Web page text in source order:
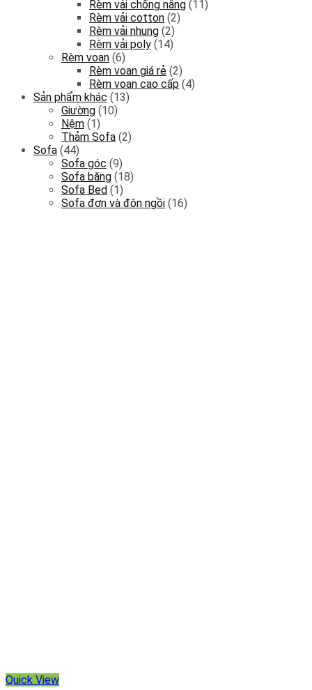
Rèm vải chống nắng (11)
Rèm vải cotton (2)
Rèm vải nhung (2)
Rèm vải poly (14)
Rèm voan (6)
Rèm voan giá rẻ (2)
Rèm voan cao cấp (4)
Sản phẩm khác (13)
Giường (10)
Nệm (1)
Thảm Sofa (2)
Sofa (44)
Sofa góc (9)
Sofa băng (18)
Sofa Bed (1)
Sofa đơn và đôn ngồi (16)
Quick View